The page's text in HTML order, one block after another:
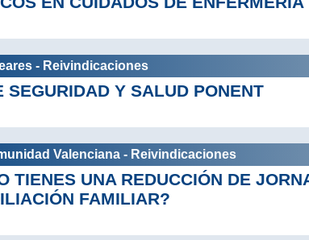
- Reivindicaciones
SEGURIDAD Y SALUD PONENT
Valenciana - Reivindicaciones
TIENES UNA REDUCCIÓN DE
FAMILIAR?